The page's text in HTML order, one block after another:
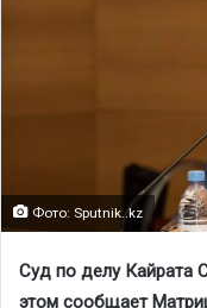
Фото: Sputnik..kz
Суд по делу Кайрата
этом сообщает